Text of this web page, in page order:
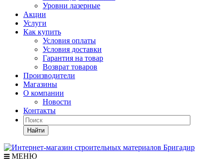
Уровни лазерные
Акции
Услуги
Как купить
Условия оплаты
Условия доставки
Гарантия на товар
Возврат товаров
Производители
Магазины
О компании
Новости
Контакты
Найти
МЕНЮ